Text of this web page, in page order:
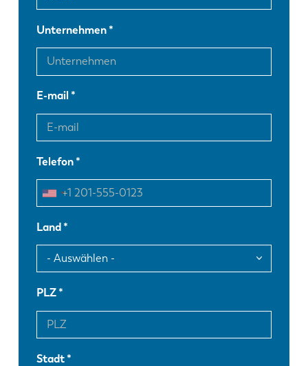
Unternehmen
E-mail
Telefon
Land
PLZ
Stadt